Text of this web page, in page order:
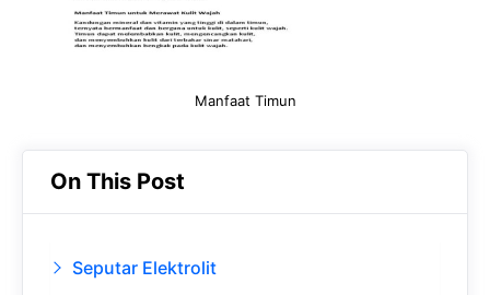
Manfaat Timun
On This Post
Seputar Elektrolit